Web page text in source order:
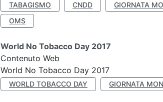
TABAGISMO CNDD GIORNATA
OMS
World No Tobacco Day 2017
Contenuto Web
World No Tobacco Day 2017
WORLD TOBACCO DAY GIORNATA